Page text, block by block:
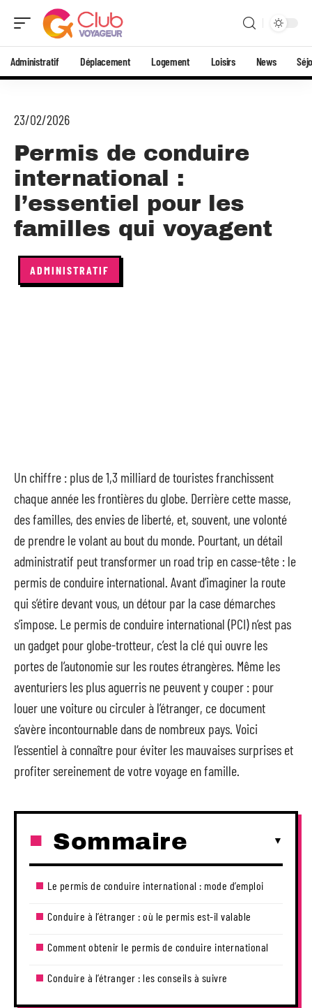
Administratif Déplacement Logement Loisirs News
23/02/2026
Permis de conduire
international :
l’essentiel pour les
familles qui voyagent
ADMINISTRATIF
Un chiffre : plus de 1,3 milliard de touristes franchissent
chaque année les frontières du globe. Derrière cette masse,
des familles, des envies de liberté, et, souvent, une volonté
de prendre le volant au bout du monde. Pourtant, un détail
administratif peut transformer un road trip en casse-tête : le
permis de conduire international. Avant d’imaginer la route
qui s’étire devant vous, un détour par la case démarches
s’impose. Le permis de conduire international (PCI) n’est pas
un gadget pour globe-trotteur, c’est la clé qui ouvre les
portes de l’autonomie sur les routes étrangères. Même les
aventuriers les plus aguerris ne peuvent y couper : pour
louer une voiture ou circuler à l’étranger, ce document
s’avère incontournable dans de nombreux pays. Voici
l’essentiel à connaître pour éviter les mauvaises surprises et
profiter sereinement de votre voyage en famille.
Sommaire
Le permis de conduire international : mode d’emploi
Conduire à l’étranger : où le permis est-il valable
Comment obtenir le permis de conduire international
Conduire à l’étranger : les conseils à suivre